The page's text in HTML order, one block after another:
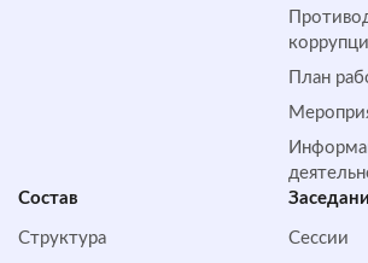
План
Состав
Структура
Сессии